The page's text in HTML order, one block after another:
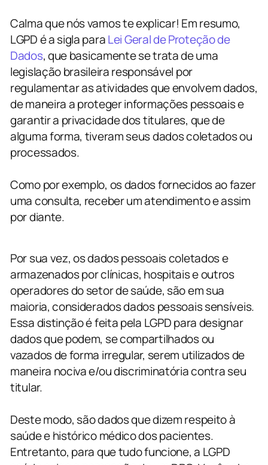
Calma que nós vamos te explicar! Em resumo,
LGPD é a sigla paraLei Geral de Proteção de
Dados, que basicamente se trata de uma
legislação brasileira responsável por
regulamentar as atividades que envolvem dados,
de maneira a proteger informações pessoais e
garantir a privacidade dos titulares, que de
alguma forma, tiveram seus dados coletados ou
processados.
Como por exemplo, os dados fornecidos ao fazer
uma consulta, receber um atendimento e assim
por diante.
Por sua vez, os dados pessoais coletados e
armazenados por clínicas, hospitais e outros
operadores do setor de saúde, são em sua
maioria, considerados dados pessoais sensíveis.
Essa distinção é feita pela LGPD para designar
dados que podem, se compartilhados ou
vazados de forma irregular, serem utilizados de
maneira nociva e/ou discriminatória contra seu
titular.
Deste modo, são dados que dizem respeito à
saúde e histórico médico dos pacientes.
Entretanto, para que tudo funcione, a LGPD